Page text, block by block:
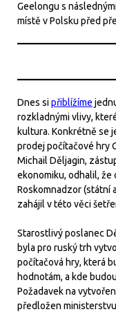
Geelongu s
místě v Polsku před
Dnes sipřiblížíme
rozkladnými vlivy,
kultura. Konkrétně se
prodej počítačové hry
Michail Děljagin,
ekonomiku, odhalil, že
Roskomnadzor (státní
zahájil v této věci
Starostlivý poslanec
byla pro ruský trh
počítačová hry, která
hodnotám, a kde
Požadavek na
předložen